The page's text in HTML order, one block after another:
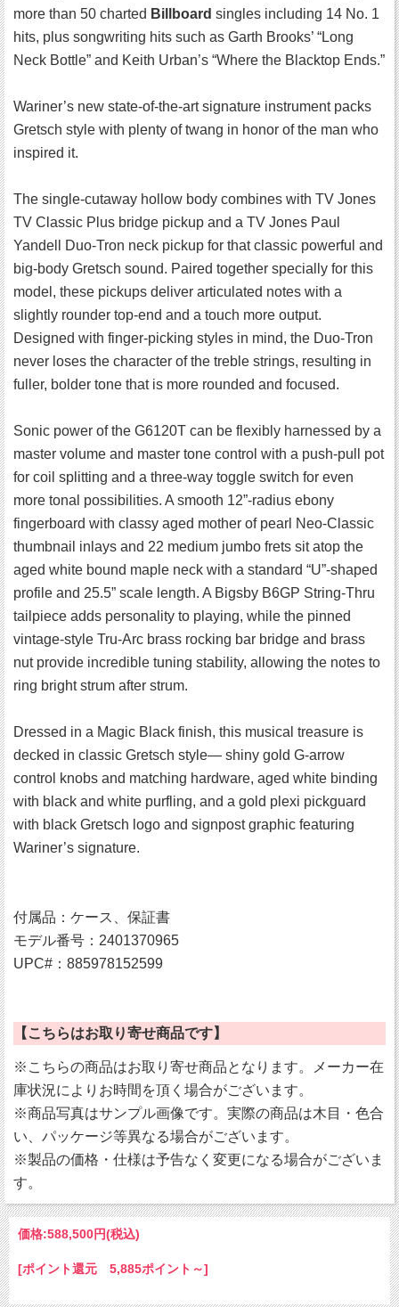
more than 50 charted Billboard singles including 14 No. 1
hits, plus songwriting hits such as Garth Brooks’ “Long
Neck Bottle” and Keith Urban’s “Where the Blacktop Ends.”
Wariner’s new state-of-the-art signature instrument packs
Gretsch style with plenty of twang in honor of the man who
inspired it.
The single-cutaway hollow body combines with TV Jones
TV Classic Plus bridge pickup and a TV Jones Paul
Yandell Duo-Tron neck pickup for that classic powerful and
big-body Gretsch sound. Paired together specially for this
model, these pickups deliver articulated notes with a
slightly rounder top-end and a touch more output.
Designed with finger-picking styles in mind, the Duo-Tron
never loses the character of the treble strings, resulting in
fuller, bolder tone that is more rounded and focused.
Sonic power of the G6120T can be flexibly harnessed by a
master volume and master tone control with a push-pull pot
for coil splitting and a three-way toggle switch for even
more tonal possibilities. A smooth 12”-radius ebony
fingerboard with classy aged mother of pearl Neo-Classic
thumbnail inlays and 22 medium jumbo frets sit atop the
aged white bound maple neck with a standard “U”-shaped
profile and 25.5” scale length. A Bigsby B6GP String-Thru
tailpiece adds personality to playing, while the pinned
vintage-style Tru-Arc brass rocking bar bridge and brass
nut provide incredible tuning stability, allowing the notes to
ring bright strum after strum.
Dressed in a Magic Black finish, this musical treasure is
decked in classic Gretsch style― shiny gold G-arrow
control knobs and matching hardware, aged white binding
with black and white purfling, and a gold plexi pickguard
with black Gretsch logo and signpost graphic featuring
Wariner’s signature.
付属品：ケース、保証書
モデル番号：2401370965
UPC#：885978152599
【こちらはお取り寄せ商品です】
※こちらの商品はお取り寄せ商品となります。メーカー在
庫状況によりお時間を頂く場合がございます。
※商品写真はサンプル画像です。実際の商品は木目・色合
い、パッケージ等異なる場合がございます。
※製品の価格・仕様は予告なく変更になる場合がございま
す。
価格:588,500円(税込)
[ポイント還元 5,885ポイント～]